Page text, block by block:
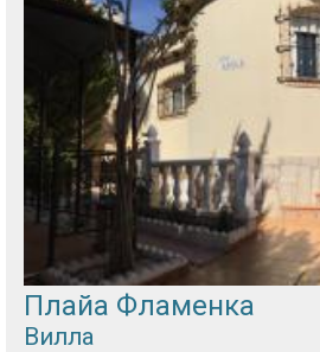
Плайа Фламенка
Вилла